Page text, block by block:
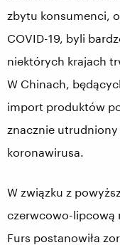
zbytu konsumenci,
COVID-19, byli
niektórych krajach
W Chinach,
import produktów
znacznie utrudniony
koronawirusa.
W związku z
czerwcowo-lipcową
Furs postanowiła